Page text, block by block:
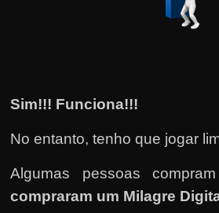
Sim!!! Funciona!!!
No entanto, tenho que jogar
Algumas pessoas
compraram um Milagre